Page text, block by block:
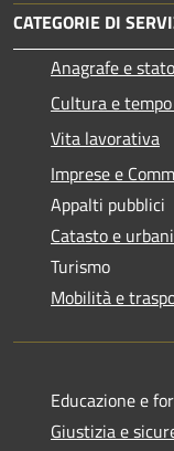
CATEGORIE DI
Anagrafe e
Cultura e
Vita lavorativa
Imprese e
Appalti pubblici
Catasto e
Turismo
Mobilità e
Educazione e
Giustizia e